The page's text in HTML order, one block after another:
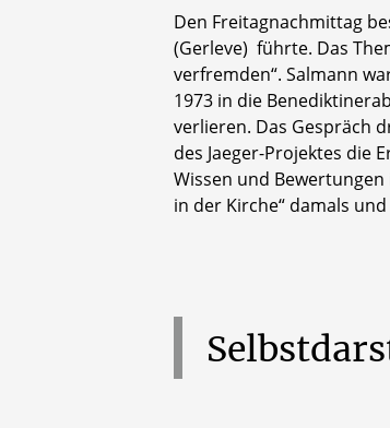
Den Freitagnachmittag
(Gerleve) führte. Das
verfremden“. Salmann
1973 in die
verlieren. Das Gespräch
des Jaeger-Projektes die
Wissen und
in der Kirche“ damals